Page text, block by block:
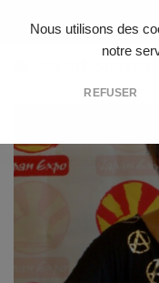
Nous utilisons des
notre
REFUSER
Skip to content